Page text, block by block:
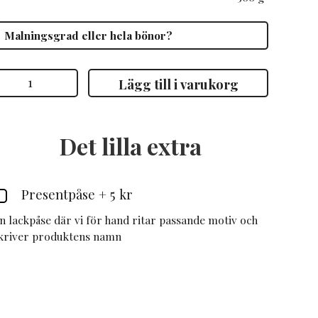
Det lilla extra
Presentpåse + 5 kr
lackpåse där vi för hand ritar passande motiv och
produktens namn
mängd Lägg till i varukorg